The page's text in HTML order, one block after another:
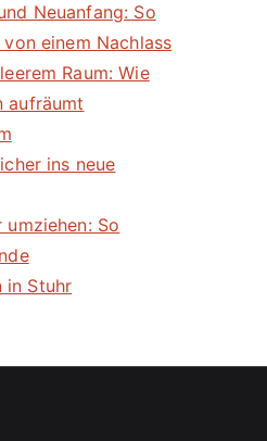
Neuanfang: So
einem Nachlass
Raum: Wie
aufräumt
ins neue
So
in Stuhr